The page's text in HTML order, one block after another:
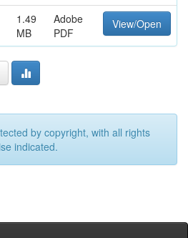
1.49
MB
Adobe
PDF
View/Open
by copyright, with all rights
indicated.